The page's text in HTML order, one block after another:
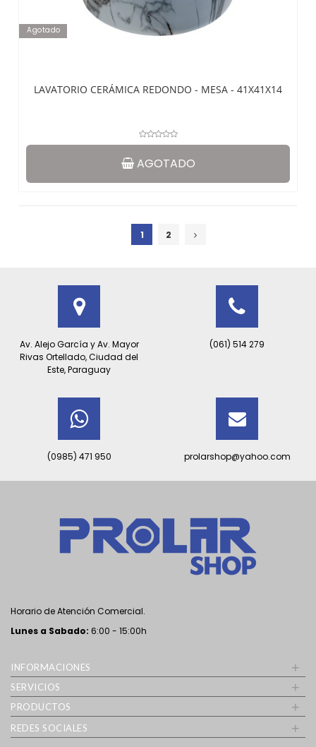
Agotado
LAVATORIO CERÁMICA REDONDO - MESA - 41X41X14
AGOTADO
1 2
Av. Alejo García y Av. Mayor
Rivas Ortellado, Ciudad del
Este, Paraguay
(061) 514 279
(0985) 471 950 prolarshop@yahoo.com
Horario de Atención Comercial.
Lunes a Sabado: 6:00 - 15:00h
INFORMACIONES +
SERVICIOS +
PRODUCTOS +
REDES SOCIALES +